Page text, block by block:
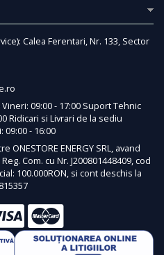
Calea Ferentari, Nr. 133, Sector
09:00 - 17:00 Suport Tehnic
Ridicari si Livrari de la sediu
09:00 - 16:00
ENERGY SRL, avand
Com. cu Nr. J200801448409, cod
100.000RON, si cont deschis la